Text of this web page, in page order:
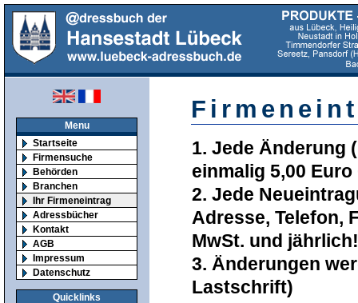
Menu
Startseite
Firmensuche
Behörden
Branchen
Ihr Firmeneintrag
Adressbücher
Kontakt
AGB
Impressum
Datenschutz
Quicklinks
1. Jede Änderung
einmalig 5,00 Euro
2. Jede
Adresse, Telefon,
MwSt. und jährlich!
3. Änderungen
Lastschrift)